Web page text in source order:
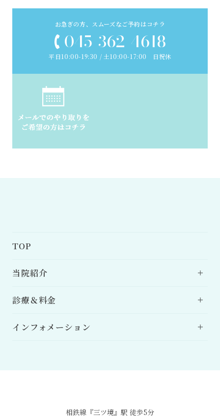
お急ぎの方、スムーズなご予約はコチラ
045-362-4618
平日10:00-19:30 / 土10:00-17:00 日祝休
TOP
当院紹介
診療＆料金
インフォメーション
相鉄線『三ツ境』駅 徒歩5分